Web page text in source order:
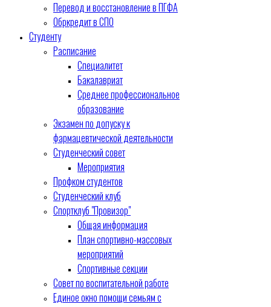
Перевод и восстановление в ПГФА
Обркредит в СПО
Студенту
Расписание
Специалитет
Бакалавриат
Среднее профессиональное
образование
Экзамен по допуску к
фармацевтической деятельности
Студенческий совет
Мероприятия
Профком студентов
Студенческий клуб
Спортклуб "Провизор"
Общая информация
План спортивно-массовых
мероприятий
Спортивные секции
Совет по воспитательной работе
Единое окно помощи семьям с